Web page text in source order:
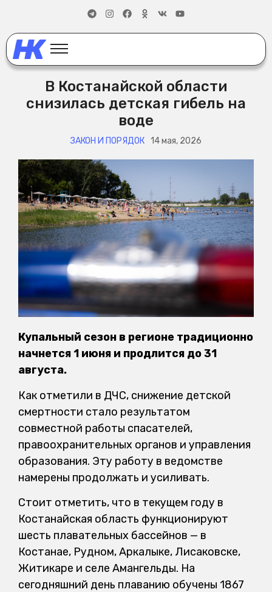
В Костанайской области
снизилась детская гибель на
воде
ЗАКОН И ПОРЯДОК 14 мая, 2026
Купальный сезон в регионе традиционно
начнется 1 июня и продлится до 31
августа.
Как отметили в ДЧС, снижение детской
смертности стало результатом
совместной работы спасателей,
правоохранительных органов и управления
образования. Эту работу в ведомстве
намерены продолжать и усиливать.
Стоит отметить, что в текущем году в
Костанайская область функционируют
шесть плавательных бассейнов — в
Костанае, Рудном, Аркалыке, Лисаковске,
Житикаре и селе Амангельды. На
сегодняшний день плаванию обучены 1867